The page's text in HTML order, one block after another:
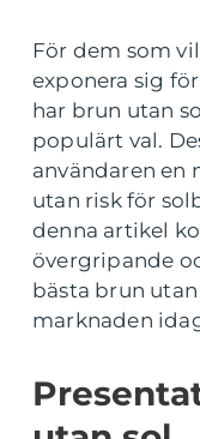
För dem som
exponera sig
har brun utan
populärt val.
användaren en
utan risk för
denna artikel
övergripande
bästa brun
marknaden